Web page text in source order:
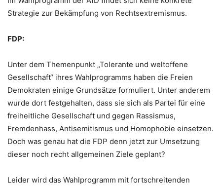
Strategie zur Bekämpfung von Rechtsextremismus.
FDP:
Unter dem Themenpunkt „Tolerante und weltoffene
Gesellschaft“ ihres Wahlprogramms haben die Freien
Demokraten einige Grundsätze formuliert. Unter anderem
wurde dort festgehalten, dass sie sich als Partei für eine
freiheitliche Gesellschaft und gegen Rassismus,
Fremdenhass, Antisemitismus und Homophobie einsetzen.
Doch was genau hat die FDP denn jetzt zur Umsetzung
dieser noch recht allgemeinen Ziele geplant?
Leider wird das Wahlprogramm mit fortschreitenden